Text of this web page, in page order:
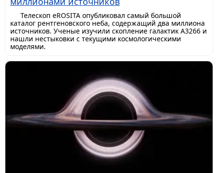
Телескоп eROSITA опубликовал самый большой
каталог рентгеновского неба, содержащий два миллиона
источников. Ученые изучили скопление галактик A3266 и
нашли нестыковки с текущими космологическими
моделями.